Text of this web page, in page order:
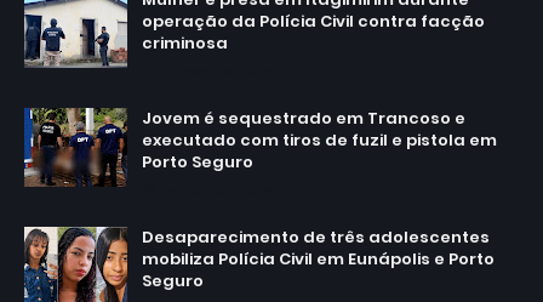
operação da Polícia Civil contra facção
criminosa
Jovem é sequestrado em Trancoso e
executado com tiros de fuzil e pistola em
Porto Seguro
Desaparecimento de três adolescentes
mobiliza Polícia Civil em Eunápolis e Porto
Seguro